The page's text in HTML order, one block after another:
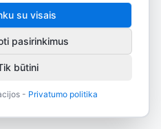
su visais
pasirinkimus
būtini
- Privatumo politika